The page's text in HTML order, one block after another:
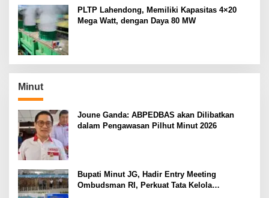
PLTP Lahendong, Memiliki Kapasitas 4×20
Mega Watt, dengan Daya 80 MW
Minut
Joune Ganda: ABPEDBAS akan Dilibatkan
dalam Pengawasan Pilhut Minut 2026
Bupati Minut JG, Hadir Entry Meeting
Ombudsman RI, Perkuat Tata Kelola